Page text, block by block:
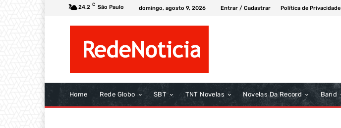
24.2 C São Paulo domingo, agosto 9, 2026 Entrar / Cadastrar Política de Privacidade
Home Rede Globo SBT TNT Novelas Novelas Da Record Band